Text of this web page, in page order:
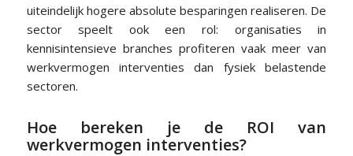
uiteindelijk hogere absolute besparingen realiseren. De
sector speelt ook een rol: organisaties in
kennisintensieve branches profiteren vaak meer van
werkvermogen interventies dan fysiek belastende
sectoren.
Hoe bereken je de ROI van
werkvermogen interventies?